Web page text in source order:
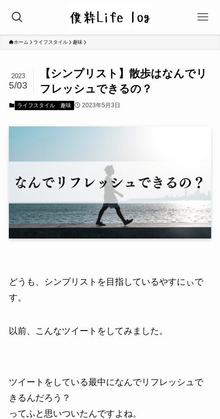
ホーム ライフスタイル 趣味
【シンプリスト】散歩はなんでリ
フレッシュできるの？
2023
5/03
ライフスタイル 趣味 2023年5月3日
どうも、シンプリストを目指しているやすにぃで
す。
以前、こんなツイートをしてみました。
ツイートをしている最中になんでリフレッシュで
きるんだろう？
ってふと思いついたんですよね。